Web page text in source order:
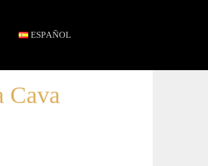
ESPAÑOL
Cava